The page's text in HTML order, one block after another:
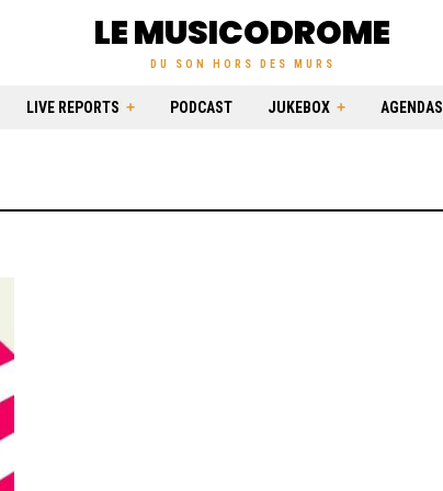
LE MUSICODROME
DU SON HORS DES MURS
LIVE REPORTS PODCAST JUKEBOX AGENDAS